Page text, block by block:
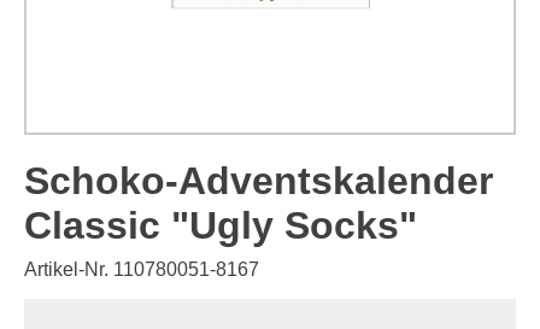
Schoko-Adventskalender
Classic "Ugly Socks"
Artikel-Nr. 110780051-8167